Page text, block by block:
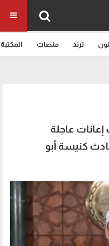
ترند منصات المكتبة
عاجلة
كنيسة أبو